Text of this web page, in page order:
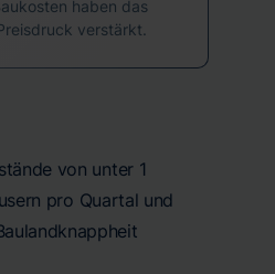
haben das
verstärkt.
von unter 1
pro Quartal und